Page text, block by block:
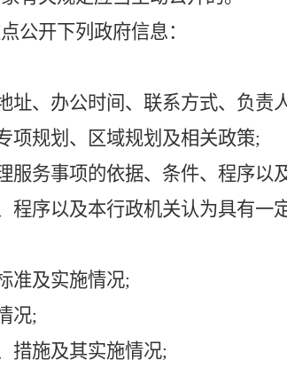
公开下列政府信息：
址、办公时间、联系方式、负责
项规划、区域规划及相关政策;
服务事项的依据、条件、程序以
程序以及本行政机关认为具有一
准及实施情况;
况;
措施及其实施情况;